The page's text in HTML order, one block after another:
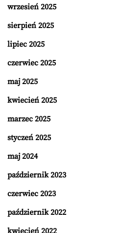
wrzesień 2025
sierpień 2025
lipiec 2025
czerwiec 2025
maj 2025
kwiecień 2025
marzec 2025
styczeń 2025
maj 2024
październik 2023
czerwiec 2023
październik 2022